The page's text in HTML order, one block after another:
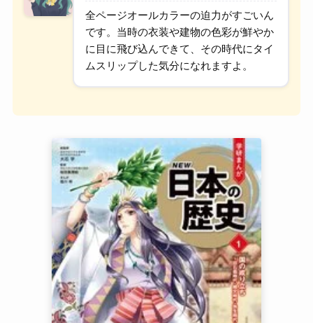
全ページオールカラーの迫力がすごいん
です。当時の衣装や建物の色彩が鮮やか
に目に飛び込んできて、その時代にタイ
ムスリップした気分になれますよ。